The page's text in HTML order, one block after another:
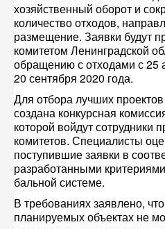
хозяйственный оборот и
количество отходов,
размещение. Заявки будут
комитетом Ленинградской
обращению с отходами с 25
20 сентября 2020 года.
Для отбора лучших проектов
создана конкурсная
которой войдут сотрудники
комитетов. Специалисты
поступившие заявки в
разработанными
бальной системе.
В требованиях заявлено,
планируемых объектах не